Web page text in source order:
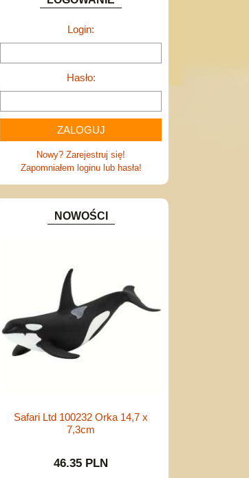
Login:
Hasło:
Nowy? Zarejestruj się!
Zapomniałem loginu lub hasła!
NOWOŚCI
Safari Ltd 100232 Orka 14,7 x
7,3cm
46.35 PLN